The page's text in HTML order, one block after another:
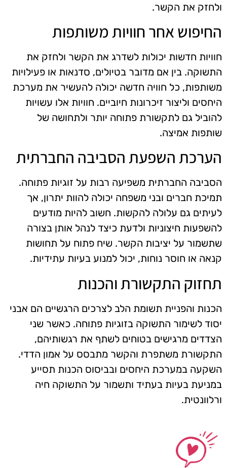
ולחזק את הקשר.
החיפוש אחר חוויות משותפות
חוויות חדשות יכולות לשדרג את הקשר ולחזק את
התשוקה. בין אם מדובר בטיולים, סדנאות או פעילויות
משותפות, כל חוויה חדשה יכולה להעשיר את מערכת
היחסים וליצור זיכרונות חיוביים. חוויות אלו עשויות
להוביל גם לתקשורת פתוחה יותר ולתחושה של
שותפות אמיצה.
הערכת השפעת הסביבה החברתית
הסביבה החברתית משפיעה רבות על זוגיות פתוחה.
תמיכת חברים ובני משפחה יכולה להוות יתרון, אך
לעיתים גם עלולה להקשות. חשוב להיות מודעים
להשפעות חיצוניות ולדעת כיצד לנהל אותן בצורה
שתשמור על יציבות הקשר. שיח פתוח על תחושות
קנאה או חוסר נוחות, יכול למנוע בעיות עתידיות.
תחזוק התקשורת והכנות
הכנות והפניית תשומת הלב לצרכים הרגשיים הם אבני
יסוד לשימור התשוקה בזוגיות פתוחה. כאשר שני
הצדדים מרגישים בטוחים לשתף את רגשותיהם,
התקשורת משתפרת והקשר מתבסס על אמון הדדי.
השקעה במערכת היחסים ובביסוס הכנות תסייע
במניעת בעיות בעתיד ותשמור על התשוקה חיה
ורלוונטית.